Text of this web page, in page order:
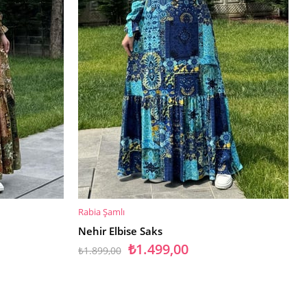
SEPETE EKLE
Rabia Şamlı
Nehir Elbise Saks
₺1.499,00
₺1.899,00